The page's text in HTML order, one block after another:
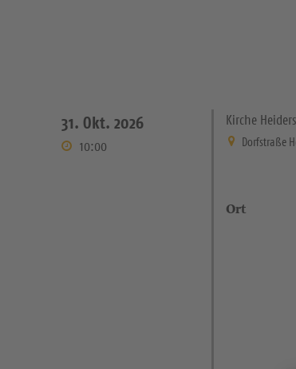
31. Okt. 2026
10:00
Kirche
Dorfstraße
Ort